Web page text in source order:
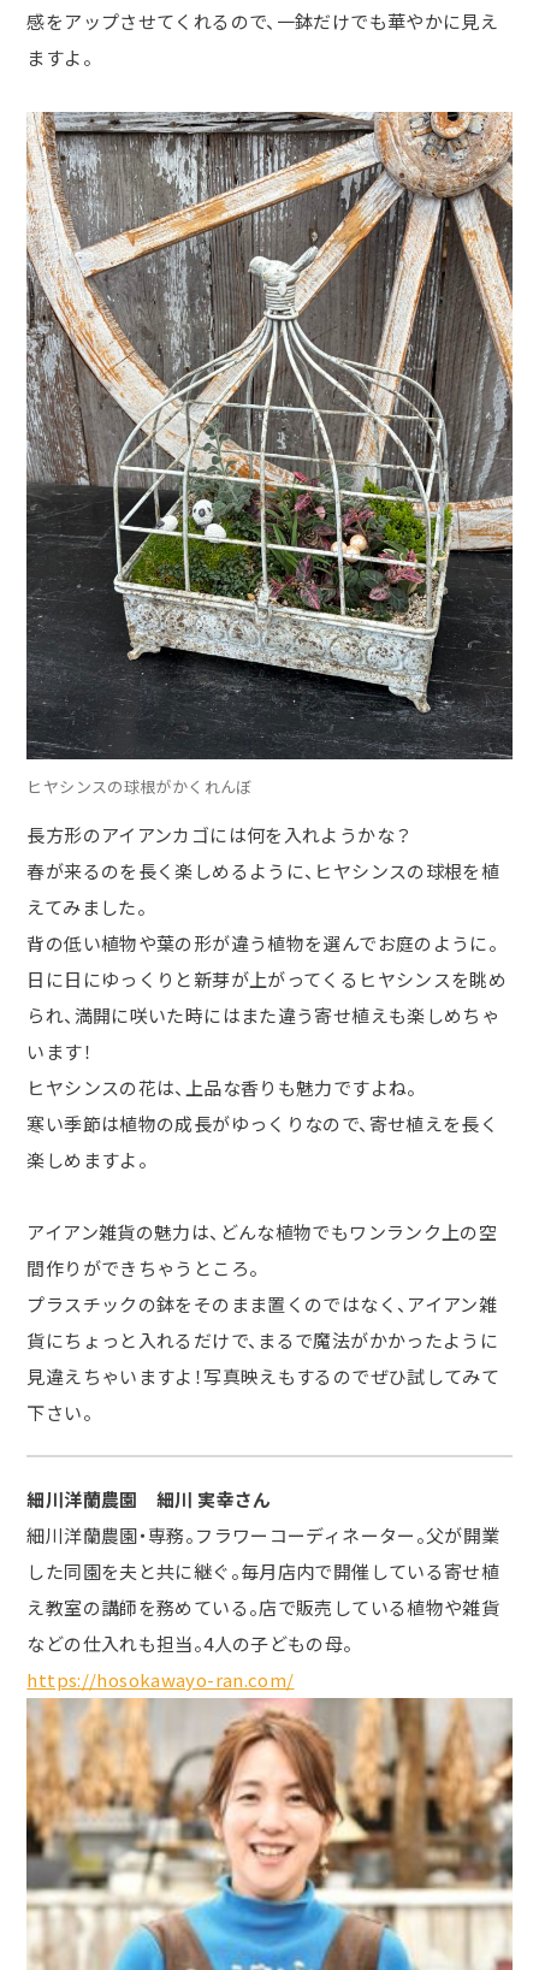
感をアップさせてくれるので、一鉢だけでも華やかに見え
ますよ。
ヒヤシンスの球根がかくれんぼ
長方形のアイアンカゴには何を入れようかな？
春が来るのを長く楽しめるように、ヒヤシンスの球根を植
えてみました。
背の低い植物や葉の形が違う植物を選んでお庭のように。
日に日にゆっくりと新芽が上がってくるヒヤシンスを眺め
られ、満開に咲いた時にはまた違う寄せ植えも楽しめちゃ
います！
ヒヤシンスの花は、上品な香りも魅力ですよね。
寒い季節は植物の成長がゆっくりなので、寄せ植えを長く
楽しめますよ。
アイアン雑貨の魅力は、どんな植物でもワンランク上の空
間作りができちゃうところ。
プラスチックの鉢をそのまま置くのではなく、アイアン雑
貨にちょっと入れるだけで、まるで魔法がかかったように
見違えちゃいますよ！写真映えもするのでぜひ試してみて
下さい。
細川洋蘭農園 細川 実幸さん
細川洋蘭農園・専務。フラワーコーディネーター。父が開業
した同園を夫と共に継ぐ。毎月店内で開催している寄せ植
え教室の講師を務めている。店で販売している植物や雑貨
などの仕入れも担当。4人の子どもの母。
https://hosokawayo-ran.com/